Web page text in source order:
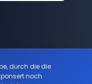
durch die die
noch